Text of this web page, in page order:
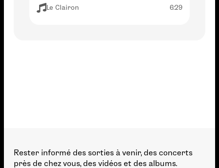
Le Clairon 6:29
Rester informé des sorties à venir, des concerts
près de chez vous, des vidéos et des albums.